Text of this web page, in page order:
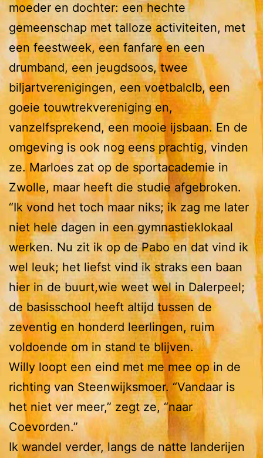
moeder en dochter: een hechte
gemeenschap met talloze activiteiten, met
een feestweek, een fanfare en een
drumband, een jeugdsoos, twee
biljartverenigingen, een voetbalclb, een
goeie touwtrekvereniging en,
vanzelfsprekend, een mooie ijsbaan. En de
omgeving is ook nog eens prachtig, vinden
ze. Marloes zat op de sportacademie in
Zwolle, maar heeft die studie afgebroken.
“Ik vond het toch maar niks; ik zag me later
niet hele dagen in een gymnastieklokaal
werken. Nu zit ik op de Pabo en dat vind ik
wel leuk; het liefst vind ik straks een baan
hier in de buurt,wie weet wel in Dalerpeel;
de basisschool heeft altijd tussen de
zeventig en honderd leerlingen, ruim
voldoende om in stand te blijven.
Willy loopt een eind met me mee op in de
richting van Steenwijksmoer. “Vandaar is
het niet ver meer,” zegt ze, “naar
Coevorden.”
Ik wandel verder, langs de natte landerijen